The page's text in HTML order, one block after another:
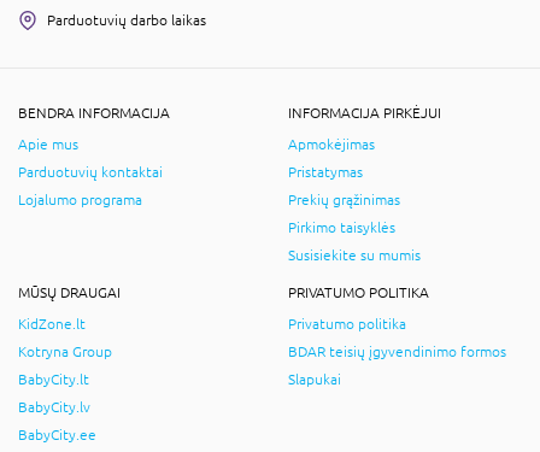
Parduotuvių darbo laikas
BENDRA INFORMACIJA
Apie mus
Parduotuvių kontaktai
Lojalumo programa
INFORMACIJA PIRKĖJUI
Apmokėjimas
Pristatymas
Prekių grąžinimas
Pirkimo taisyklės
Susisiekite su mumis
MŪSŲ DRAUGAI
KidZone.lt
Kotryna Group
BabyCity.lt
BabyCity.lv
BabyCity.ee
PRIVATUMO POLITIKA
Privatumo politika
BDAR teisių įgyvendinimo formos
Slapukai